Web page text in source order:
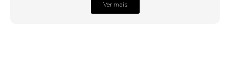
Ver mais